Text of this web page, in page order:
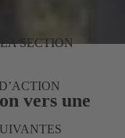
SECTION
vers une